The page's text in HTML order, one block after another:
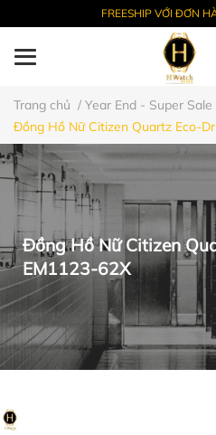
FREESHIP VỚI ĐƠN
Trang chủ / Year End - Super Sale
Đồng Hồ Nữ Citizen Quartz Eco-
Đồng Hồ Nữ Citizen
EM1123-62X